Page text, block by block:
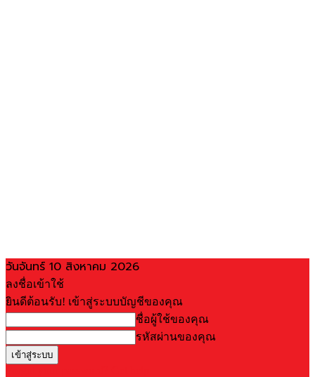
วันจันทร์ 10 สิงหาคม 2026
ลงชื่อเข้าใช้
ยินดีต้อนรับ! เข้าสู่ระบบบัญชีของคุณ
ชื่อผู้ใช้ของคุณ
รหัสผ่านของคุณ